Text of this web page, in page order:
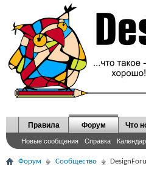
Правила Форум
Новые сообщения Справка
Что
Форум Сообщество